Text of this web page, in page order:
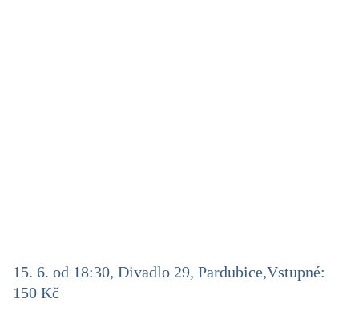
15. 6. od 18:30, Divadlo 29, Pardubice,Vstupné:
150 Kč